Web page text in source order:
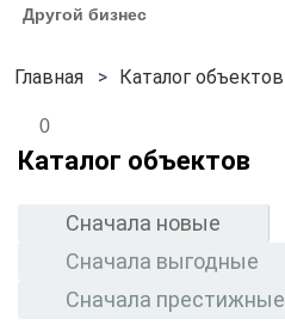
Другой бизнес
Каталог объектов
0
Каталог объектов
Сначала новые
Сначала выгодные
Сначала престижные